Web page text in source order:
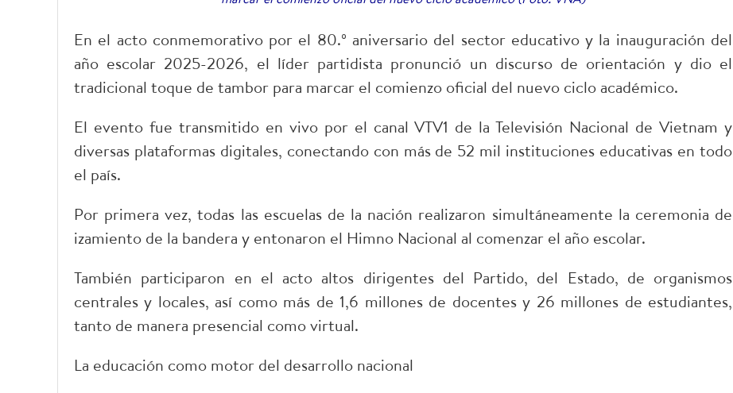
En el acto conmemorativo por el 80.º aniversario del sector educativo y la inauguración del
año escolar 2025-2026, el líder partidista pronunció un discurso de orientación y dio el
tradicional toque de tambor para marcar el comienzo oficial del nuevo ciclo académico.
El evento fue transmitido en vivo por el canal VTV1 de la Televisión Nacional de Vietnam y
diversas plataformas digitales, conectando con más de 52 mil instituciones educativas en todo
el país.
Por primera vez, todas las escuelas de la nación realizaron simultáneamente la ceremonia de
izamiento de la bandera y entonaron el Himno Nacional al comenzar el año escolar.
También participaron en el acto altos dirigentes del Partido, del Estado, de organismos
centrales y locales, así como más de 1,6 millones de docentes y 26 millones de estudiantes,
tanto de manera presencial como virtual.
La educación como motor del desarrollo nacional